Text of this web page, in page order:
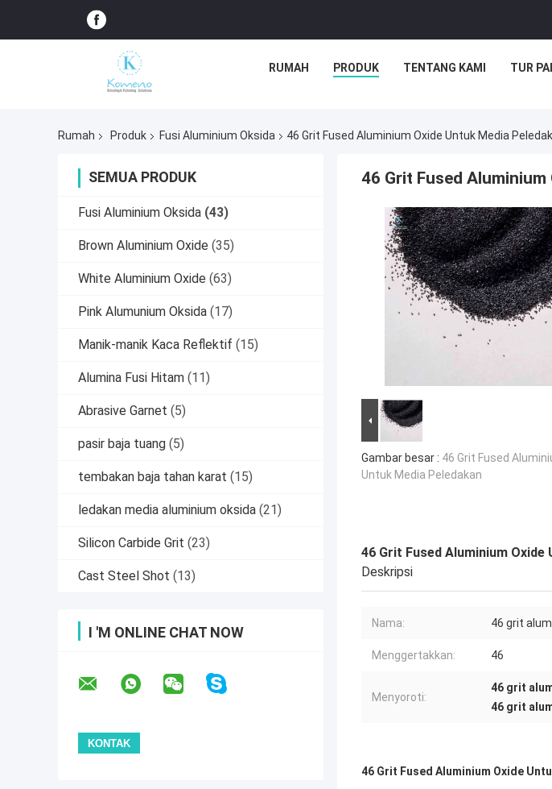
RUMAH PRODUK TENTANG KAMI TUR
Rumah Produk Fusi Aluminium Oksida 46 Grit Fused Aluminium Oxide Untuk Media
SEMUA PRODUK
Fusi Aluminium Oksida (43)
Brown Aluminium Oxide (35)
White Aluminium Oxide (63)
Pink Alumunium Oksida (17)
Manik-manik Kaca Reflektif (15)
Alumina Fusi Hitam (11)
Abrasive Garnet (5)
pasir baja tuang (5)
tembakan baja tahan karat (15)
ledakan media aluminium oksida (21)
Silicon Carbide Grit (23)
Cast Steel Shot (13)
I 'M ONLINE CHAT NOW
46 Grit Fused
Gambar besar : 46 Grit Fused
Untuk Media Peledakan
46 Grit Fused Aluminium Oxide
Deskripsi
Nama: 46 grit
Menggertakkan: 46
Menyoroti:
46 grit
46 grit
46 Grit Fused Aluminium Oxide